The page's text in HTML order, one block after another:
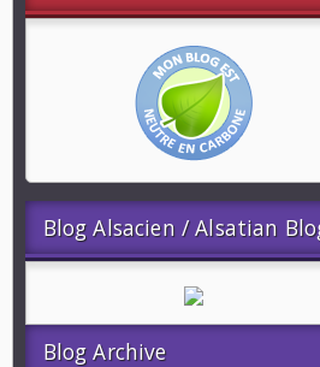
Blog Alsacien / Alsatian
Blog Archive